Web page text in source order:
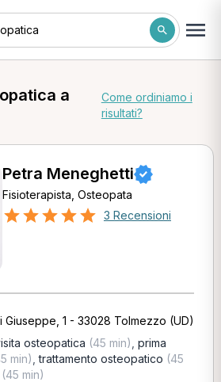
a
Come ordiniamo i
risultati?
Petra Meneghetti
Fisioterapista, Osteopata
3 Recensioni
Giuseppe, 1 - 33028 Tolmezzo (UD)
osteopatica (45 min) prima
min) ,trattamento osteopatico (45
(45 min)